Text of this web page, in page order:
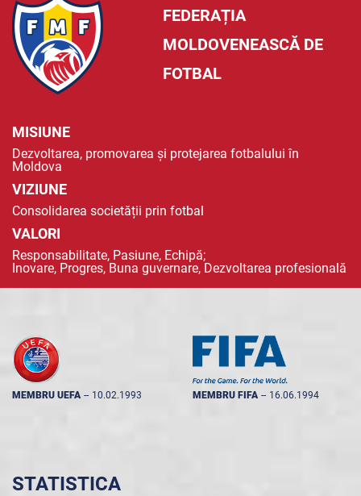
FEDERAȚIA
MOLDOVENEASCĂ DE
FOTBAL
MISIUNE
Dezvoltarea, promovarea și protejarea fotbalului în
Moldova
VIZIUNE
Consolidarea societății prin fotbal
VALORI
Responsabilitate, Pasiune, Echipă;
Inovare, Progres, Buna guvernare, Dezvoltarea profesională
MEMBRU UEFA -- 10.02.1993 MEMBRU FIFA -- 16.06.1994
STATISTICA